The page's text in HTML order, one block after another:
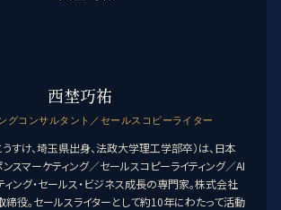
西埜巧祐
グコンサルタント／セールスコピーライター
すけ、埼玉県出身、法政大学理工学部卒）は、日本
スマーケティング／セールスコピーライティング／AI
ング・セールス・ビジネス成長の専門家。株式会社
役。セールスライターとして約10年にわたって活動